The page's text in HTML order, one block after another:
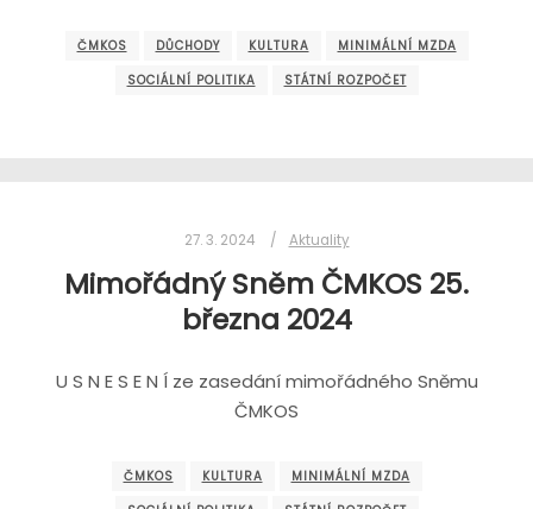
ČMKOS DŮCHODY KULTURA
MINIMÁLNÍ MZDA
SOCIÁLNÍ POLITIKA
STÁTNÍ ROZPOČET
27. 3. 2024 Aktuality
Mimořádný Sněm ČMKOS 25.
března 2024
U S N E S E N Í ze zasedání mimořádného Sněmu
ČMKOS
ČMKOS KULTURA
MINIMÁLNÍ MZDA